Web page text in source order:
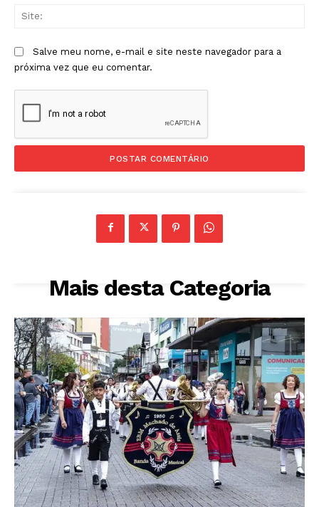
Salve meu nome, e-mail e site neste navegador para a
próxima vez que eu comentar.
Mais desta Categoria